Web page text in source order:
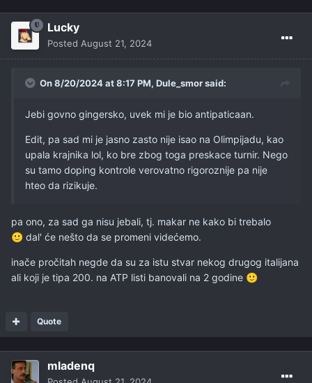
Lucky
Posted August 21, 2024
On 8/20/2024 at 8:17 PM, Dule_smorsaid:
Jebi govno gingersko, uvek mi je bio antipaticaan.
Edit, pa sad mi je jasno zasto nije isao na Olimpijadu, kao
upala krajnika lol, ko bre zbog toga preskace turnir. Nego
su tamo doping kontrole verovatno rigoroznije pa nije
hteo da rizikuje.
pa ono, za sad ga nisu jebali, tj. makar ne kako bi trebalo
🙂 dal' će nešto da se promeni videćemo.
inače pročitah negde da su za istu stvar nekog drugog italijana
ali koji je tipa 200. na ATP listi banovali na 2 godine 🙂
Quote
mladenq